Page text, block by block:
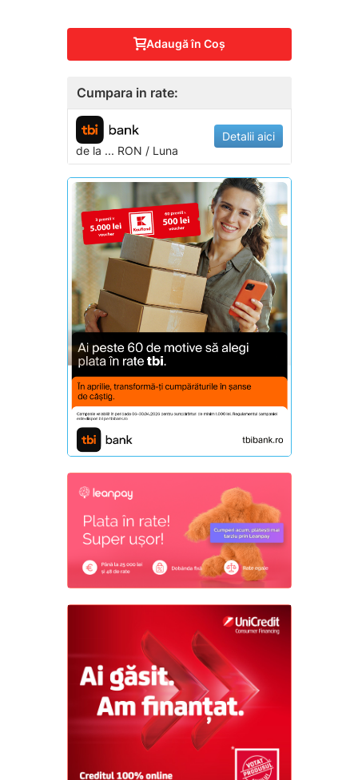
Adaugă în Coş
Cumpara in rate:
de la ... RON / Luna
Detalii aici